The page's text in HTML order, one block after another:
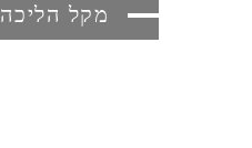
מקל הליכה